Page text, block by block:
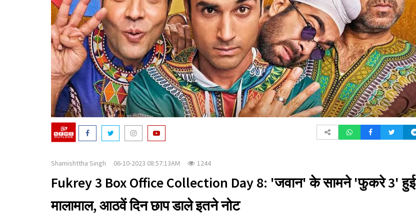
Shamishttha Singh 06-10-2023 08:57:13AM 1244
Fukrey 3 Box Office Collection Day 8: 'जवान' के सामने 'फुकरे 3' हुई
मालामाल, आठवें दिन छाप डाले इतने नोट